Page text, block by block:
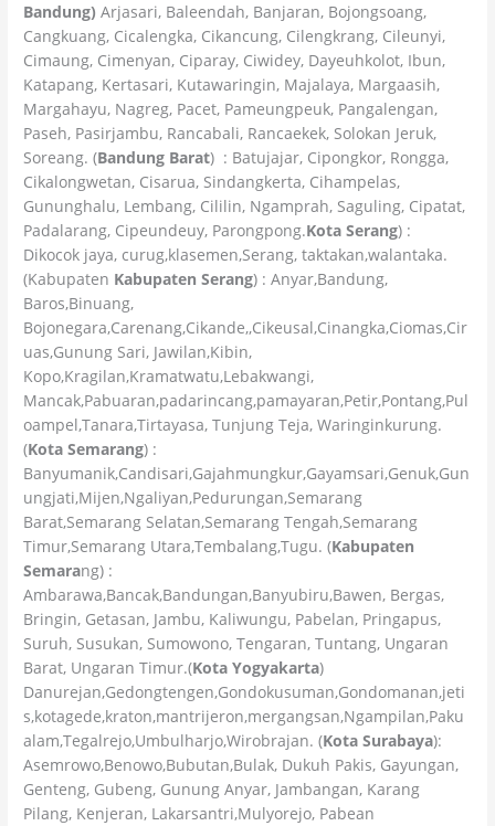
Bandung) Arjasari, Baleendah, Banjaran, Bojongsoang,
Cangkuang, Cicalengka, Cikancung, Cilengkrang, Cileunyi,
Cimaung, Cimenyan, Ciparay, Ciwidey, Dayeuhkolot, Ibun,
Katapang, Kertasari, Kutawaringin, Majalaya, Margaasih,
Margahayu, Nagreg, Pacet, Pameungpeuk, Pangalengan,
Paseh, Pasirjambu, Rancabali, Rancaekek, Solokan Jeruk,
Soreang. (Bandung Barat) : Batujajar, Cipongkor, Rongga,
Cikalongwetan, Cisarua, Sindangkerta, Cihampelas,
Gununghalu, Lembang, Cililin, Ngamprah, Saguling, Cipatat,
Padalarang, Cipeundeuy, Parongpong.Kota Serang) :
Dikocok jaya, curug,klasemen,Serang, taktakan,walantaka.
(Kabupaten Kabupaten Serang) : Anyar,Bandung,
Baros,Binuang,
Bojonegara,Carenang,Cikande,,Cikeusal,Cinangka,Ciomas,Cir
uas,Gunung Sari, Jawilan,Kibin,
Kopo,Kragilan,Kramatwatu,Lebakwangi,
Mancak,Pabuaran,padarincang,pamayaran,Petir,Pontang,Pul
oampel,Tanara,Tirtayasa, Tunjung Teja, Waringinkurung.
(Kota Semarang) :
Banyumanik,Candisari,Gajahmungkur,Gayamsari,Genuk,Gun
ungjati,Mijen,Ngaliyan,Pedurungan,Semarang
Barat,Semarang Selatan,Semarang Tengah,Semarang
Timur,Semarang Utara,Tembalang,Tugu. (Kabupaten
Semarang) :
Ambarawa,Bancak,Bandungan,Banyubiru,Bawen, Bergas,
Bringin, Getasan, Jambu, Kaliwungu, Pabelan, Pringapus,
Suruh, Susukan, Sumowono, Tengaran, Tuntang, Ungaran
Barat, Ungaran Timur.(Kota Yogyakarta)
Danurejan,Gedongtengen,Gondokusuman,Gondomanan,jeti
s,kotagede,kraton,mantrijeron,mergangsan,Ngampilan,Paku
alam,Tegalrejo,Umbulharjo,Wirobrajan. (Kota Surabaya):
Asemrowo,Benowo,Bubutan,Bulak, Dukuh Pakis, Gayungan,
Genteng, Gubeng, Gunung Anyar, Jambangan, Karang
Pilang, Kenjeran, Lakarsantri,Mulyorejo, Pabean